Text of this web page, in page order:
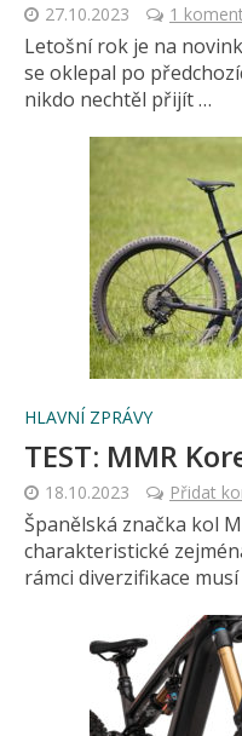
27.10.2023 1
Letošní rok je na
se oklepal po
nikdo nechtěl přijít …
HLAVNÍ ZPRÁVY
TEST: MMR
18.10.2023 Přidat
Španělská značka kol
charakteristické
rámci diverzifikace